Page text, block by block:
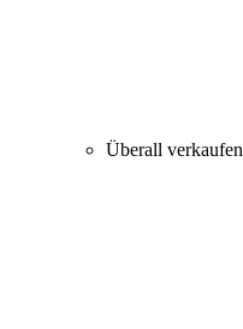
Überall verkaufen